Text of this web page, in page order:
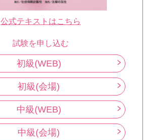
公式テキストはこちら
試験を申し込む
初級(WEB)
初級(会場)
中級(WEB)
中級(会場)